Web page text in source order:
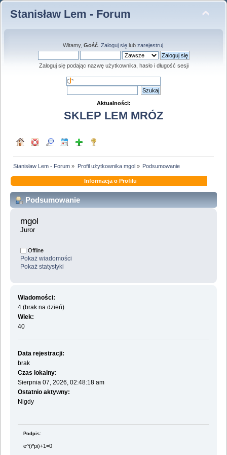
Stanisław Lem - Forum
Witamy, Gość. Zaloguj sięlub zarejestruj.
Zaloguj się podając nazwę użytkownika, hasło i długość sesji
Aktualności:
SKLEP LEM MRÓZ
Stanisław Lem - Forum » Profil użytkownika mgol» Podsumowanie
Informacja o Profilu
Podsumowanie
mgol
Juror
Offline
Pokaż wiadomości
Pokaż statystyki
Wiadomości:
4 (brak na dzień)
Wiek:
40
Data rejestracji:
brak
Czas lokalny:
Sierpnia 07, 2026, 02:48:18 am
Ostatnio aktywny:
Nigdy
Podpis:
e^(i*pi)+1=0